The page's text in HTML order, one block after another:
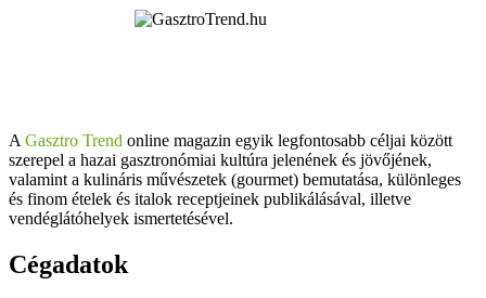
A Gasztro Trend online magazin egyik legfontosabb céljai között
szerepel a hazai gasztronómiai kultúra jelenének és jövőjének,
valamint a kulináris művészetek (gourmet) bemutatása, különleges
és finom ételek és italok receptjeinek publikálásával, illetve
vendéglátóhelyek ismertetésével.
Cégadatok